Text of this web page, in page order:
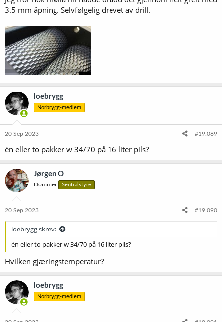
3.5 mm åpning. Selvfølgelig drevet av drill.
loebrygg
Norbrygg-medlem
20 Sep 2023 #19.089
én eller to pakker w 34/70 på 16 liter pils?
Jørgen O
Dommer Sentralstyre
20 Sep 2023 #19.090
loebrygg skrev:
én eller to pakker w 34/70 på 16 liter pils?
Hvilken gjæringstemperatur?
loebrygg
Norbrygg-medlem